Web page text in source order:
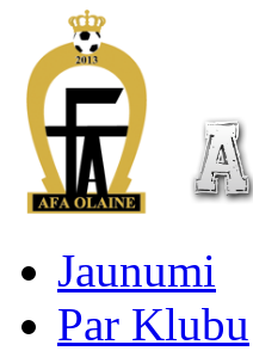
Jaunumi
Par Klubu